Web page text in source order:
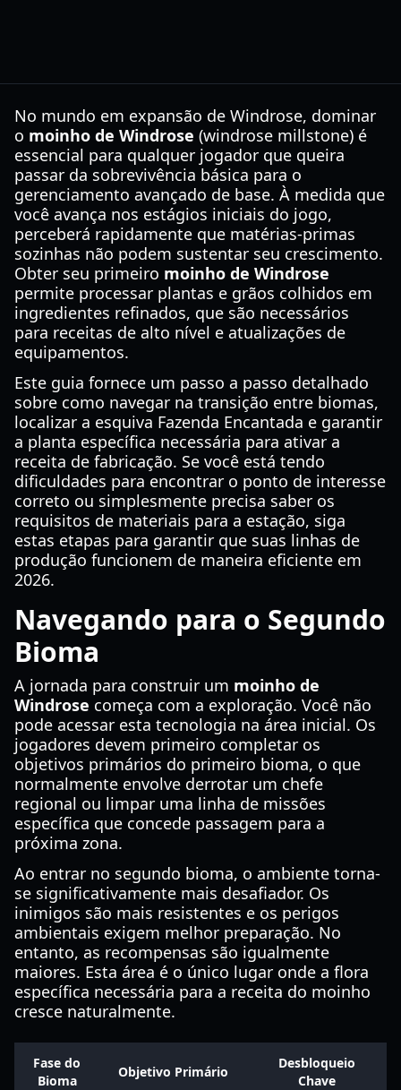
No mundo em expansão de Windrose, dominar
o moinho de Windrose (windrose millstone) é
essencial para qualquer jogador que queira
passar da sobrevivência básica para o
gerenciamento avançado de base. À medida que
você avança nos estágios iniciais do jogo,
perceberá rapidamente que matérias-primas
sozinhas não podem sustentar seu crescimento.
Obter seu primeiro moinho de Windrose
permite processar plantas e grãos colhidos em
ingredientes refinados, que são necessários
para receitas de alto nível e atualizações de
equipamentos.
Este guia fornece um passo a passo detalhado
sobre como navegar na transição entre biomas,
localizar a esquiva Fazenda Encantada e garantir
a planta específica necessária para ativar a
receita de fabricação. Se você está tendo
dificuldades para encontrar o ponto de interesse
correto ou simplesmente precisa saber os
requisitos de materiais para a estação, siga
estas etapas para garantir que suas linhas de
produção funcionem de maneira eficiente em
2026.
Navegando para o Segundo
Bioma
A jornada para construir um moinho de
Windrose começa com a exploração. Você não
pode acessar esta tecnologia na área inicial. Os
jogadores devem primeiro completar os
objetivos primários do primeiro bioma, o que
normalmente envolve derrotar um chefe
regional ou limpar uma linha de missões
específica que concede passagem para a
próxima zona.
Ao entrar no segundo bioma, o ambiente torna-
se significativamente mais desafiador. Os
inimigos são mais resistentes e os perigos
ambientais exigem melhor preparação. No
entanto, as recompensas são igualmente
maiores. Esta área é o único lugar onde a flora
específica necessária para a receita do moinho
cresce naturalmente.
Fase do
Bioma
Objetivo Primário
Desbloqueio
Chave